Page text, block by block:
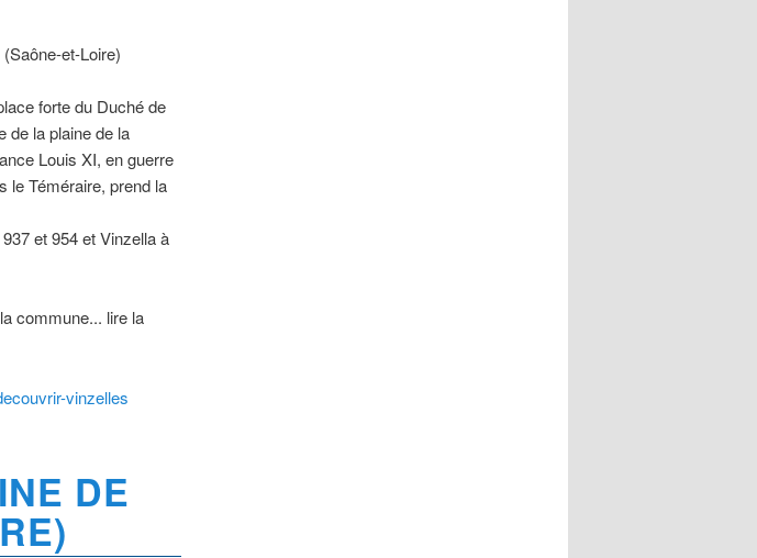
et-Loire)
forte du Duché de
de la plaine de la
Louis XI, en guerre
le Téméraire, prend la
et 954 et Vinzella à
commune... lire la
vinzelles
DE